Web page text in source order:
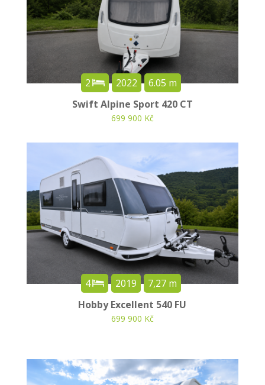
2 2022
6.05 m
Swift Alpine Sport 420 CT
699 900 Kč
4 2019
7,27 m
Hobby Excellent 540 FU
699 900 Kč